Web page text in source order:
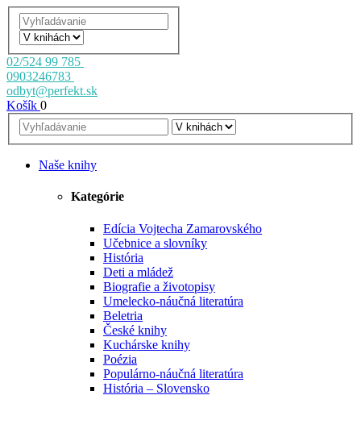
02/524 99 785
0903246783
odbyt@perfekt.sk
Košík 0
Naše knihy
Kategórie
Edícia Vojtecha Zamarovského
Učebnice a slovníky
História
Deti a mládež
Biografie a životopisy
Umelecko-náučná literatúra
Beletria
České knihy
Kuchárske knihy
Poézia
Populárno-náučná literatúra
História – Slovensko